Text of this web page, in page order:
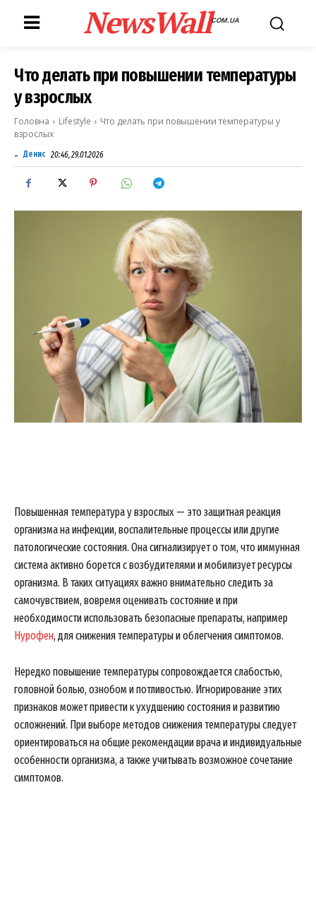
NewsWallCOM.UA
Что делать при повышении температуры
у взрослых
Головна Lifestyle
Что делать при повышении температуры у
взрослых
- Денис 20:46, 29.01.2026
Повышенная температура у взрослых — это защитная реакция
организма на инфекции, воспалительные процессы или другие
патологические состояния. Она сигнализирует о том, что иммунная
система активно борется с возбудителями и мобилизует ресурсы
организма. В таких ситуациях важно внимательно следить за
самочувствием, вовремя оценивать состояние и при
необходимости использовать безопасные препараты, например
Нурофен, для снижения температуры и облегчения симптомов.
Нередко повышение температуры сопровождается слабостью,
головной болью, ознобом и потливостью. Игнорирование этих
признаков может привести к ухудшению состояния и развитию
осложнений. При выборе методов снижения температуры следует
ориентироваться на общие рекомендации врача и индивидуальные
особенности организма, а также учитывать возможное сочетание
симптомов.